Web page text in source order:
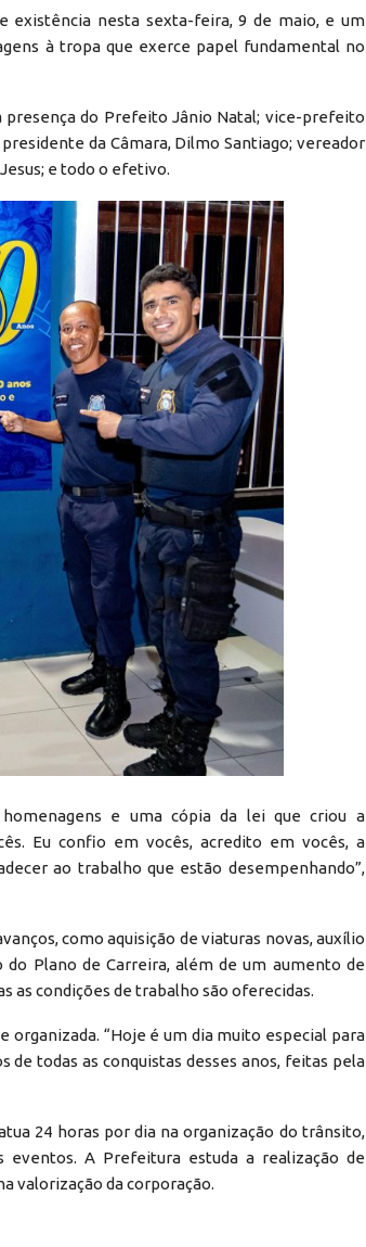
existência nesta sexta-feira, 9 de maio, e um
à tropa que exerce papel fundamental no
presença do Prefeito Jânio Natal; vice-prefeito
da Câmara, Dilmo Santiago; vereador
e todo o efetivo.
e uma cópia da lei que criou a
Eu confio em vocês, acredito em vocês, a
ao trabalho que estão desempenhando”,
como aquisição de viaturas novas, auxílio
Plano de Carreira, além de um aumento de
as condições de trabalho são oferecidas.
“Hoje é um dia muito especial para
todas as conquistas desses anos, feitas pela
24 horas por dia na organização do trânsito,
A Prefeitura estuda a realização de
valorização da corporação.